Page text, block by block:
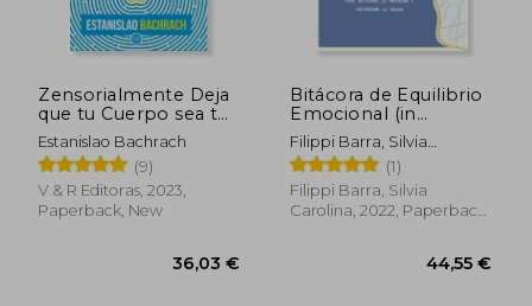
Zensorialmente Deja
que tu Cuerpo sea tu
Cerebro (in Spanish)
Estanislao Bachrach
(9)
V & R Editoras, 2023,
Paperback, New
Bitácora de Equilibrio
Emocional (in
Spanish)
Filippi Barra, Silvia
Carolina
(1)
Filippi Barra, Silvia
Carolina, 2022, Paperback,